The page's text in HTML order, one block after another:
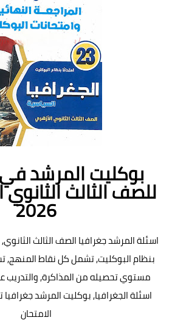
بوكليت المرشد في
2026
اسئلة المرشد جغرافيا الصف الثالث
بنظام البوكليت, تشمل كل نقاط
مستوي تحصيله من المذاكرة, والتدريب
اسئلة الجغرافيا, بوكليت المرشد جغرافيا
الامتحان